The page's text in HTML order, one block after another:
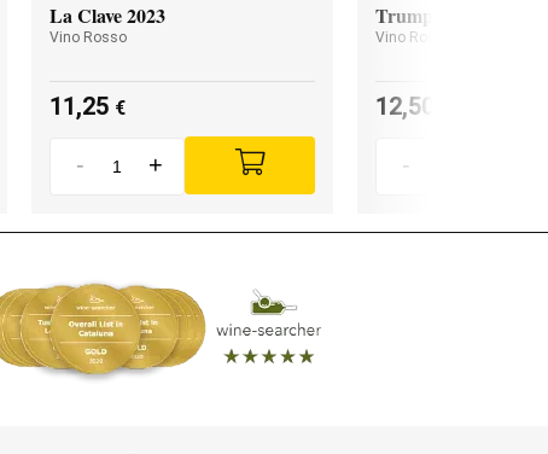
La Clave 2023
Vino Rosso
11,25 €
- +
Trumpeter Malbec
Vino Rosso
12,50
-